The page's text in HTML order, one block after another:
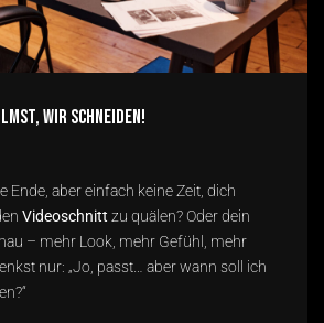
wir schneiden!
Ende, aber einfach keine Zeit, dich
Videoschnitt zu quälen? Oder dein
– mehr Look, mehr Gefühl, mehr
nur: „Jo, passt… aber wann soll ich